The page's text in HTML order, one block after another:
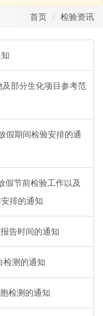
首页 检验资讯
部分生化项目参考范
期间检验安排的通
节前检验工作以及
排的通知
告时间的通知
测的通知
检测的通知